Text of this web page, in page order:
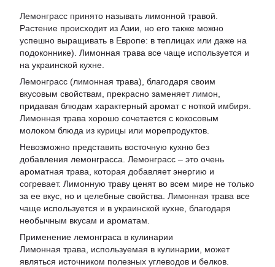
Лемонграсс принято называть лимонной травой.
Растение происходит из Азии, но его также можно
успешно выращивать в Европе: в теплицах или даже на
подоконнике). Лимонная трава все чаще используется и
на украинской кухне.
Лемонграсс (лимонная трава), благодаря своим
вкусовым свойствам, прекрасно заменяет лимон,
придавая блюдам характерный аромат с ноткой имбиря.
Лимонная трава хорошо сочетается с кокосовым
молоком блюда из курицы или морепродуктов.
Невозможно представить восточную кухню без
добавления лемонграсса. Лемонграсс – это очень
ароматная трава, которая добавляет энергию и
согревает. Лимонную траву ценят во всем мире не только
за ее вкус, но и целебные свойства. Лимонная трава все
чаще используется и в украинской кухне, благодаря
необычным вкусам и ароматам.
Применение лемонграса в кулинарии
Лимонная трава, используемая в кулинарии, может
являться источником полезных углеводов и белков.